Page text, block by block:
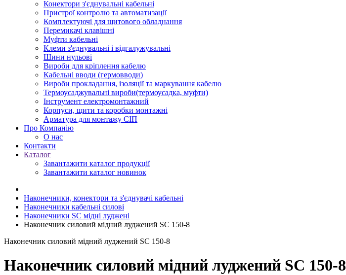
Конектори з'єднувальні кабельні
Пристрої контролю та автоматизації
Комплектуючі для щитового обладнання
Перемикачі клавішні
Муфти кабельні
Клеми з'єднувальні і відгалужувальні
Шини нульові
Вироби для кріплення кабелю
Кабельні вводи (гермовводи)
Вироби прокладання, iзоляції та маркування кабелю
Термоусаджувальні вироби(термоусадка, муфти)
Інструмент електромонтажний
Корпуси, щити та коробки монтажні
Арматура для монтажу СІП
Про Компанію
О нас
Контакти
Каталог
Завантажити каталог продукції
Завантажити каталог новинок
Наконечники, конектори та з'єднувачі кабельні
Наконечники кабельні силові
Наконечники SC мідні луджені
Наконечник силовий мідний луджений SC 150-8
Наконечник силовий мідний луджений SC 150-8
Наконечник силовий мідний луджений SC 150-8